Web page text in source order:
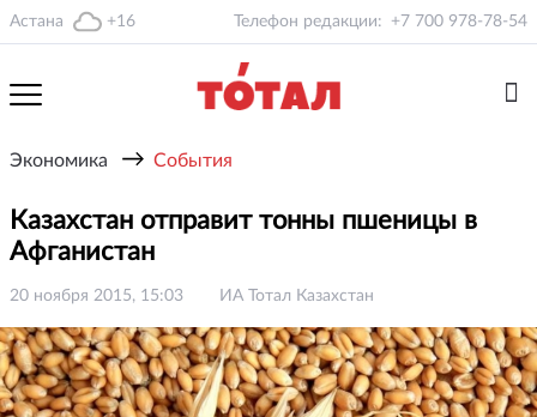
Астана +16 Телефон редакции: +7 700 978-78-54
Экономика → События
Казахстан отправит тонны пшеницы в
Афганистан
20 ноября 2015, 15:03 ИА Тотал Казахстан